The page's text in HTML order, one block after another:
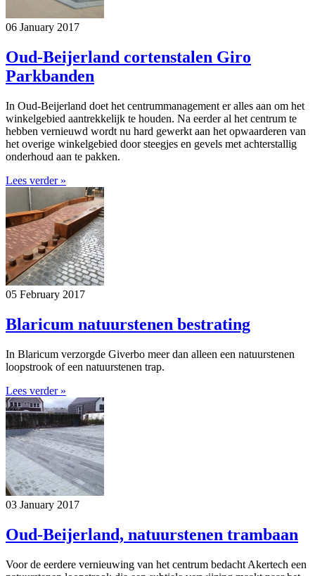
06 January 2017
Oud-Beijerland cortenstalen Giro
Parkbanden
In Oud-Beijerland doet het centrummanagement er alles aan om het
winkelgebied aantrekkelijk te houden. Na eerder al het centrum te
hebben vernieuwd wordt nu hard gewerkt aan het opwaarderen van
het overige winkelgebied door steegjes en gevels met achterstallig
onderhoud aan te pakken.
Lees verder »
05 February 2017
Blaricum natuurstenen bestrating
In Blaricum verzorgde Giverbo meer dan alleen een natuurstenen
loopstrook of een natuurstenen trap.
Lees verder »
03 January 2017
Oud-Beijerland, natuurstenen trambaan
Voor de eerdere vernieuwing van het centrum bedacht Akertech een